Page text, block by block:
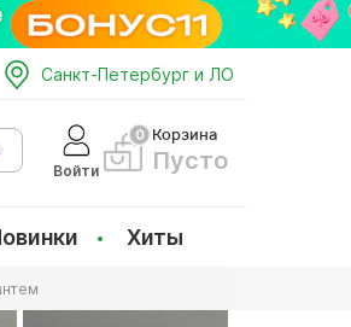
Санкт-Петербург и ЛО
Войти
Корзина
Пусто
Хиты